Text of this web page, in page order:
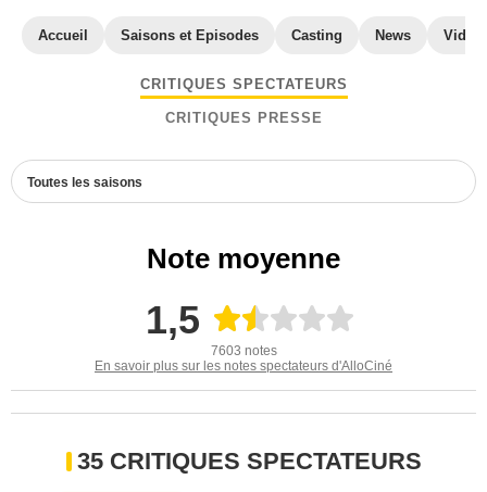
Accueil Saisons et Episodes Casting News
CRITIQUES SPECTATEURS
CRITIQUES PRESSE
Toutes les saisons
Note moyenne
1,5
7603 notes
En savoir plus sur les notes spectateurs d'AlloCiné
35 CRITIQUES SPECTATEURS